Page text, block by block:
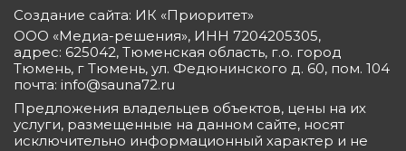
Создание сайта: ИК «Приоритет»
ООО «Медиа-решения», ИНН 7204205305,
адрес: 625042, Тюменская область, г.о. город
Тюмень, г Тюмень, ул. Федюнинского д. 60, пом. 104
почта: info@sauna72.ru
Предложения владельцев объектов, цены на их
услуги, размещенные на данном сайте, носят
исключительно информационный характер и не